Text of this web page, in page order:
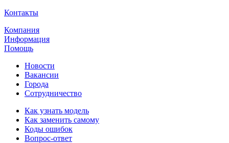
Контакты
Компания
Информация
Помощь
Новости
Вакансии
Города
Сотрудничество
Как узнать модель
Как заменить самому
Коды ошибок
Вопрос-ответ